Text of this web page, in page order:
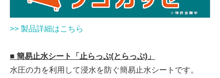
>> 製品詳細はこちら
■ 簡易止水シート「止らっぷ(とらっぷ)」
水圧の力を利用して浸水を防ぐ簡易止水シートです。